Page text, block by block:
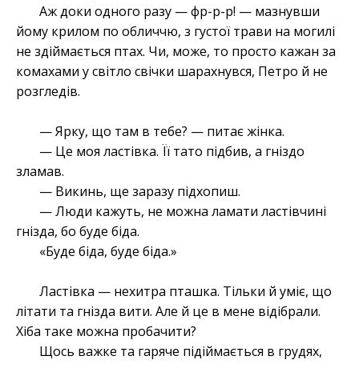
Аж доки одного разу — фр-р-р! — мазнувши
йому крилом по обличчю, з густої трави на могилі
не здіймається птах. Чи, може, то просто кажан за
комахами у світло свічки шарахнувся, Петро й не
розгледів.
— Ярку, що там в тебе? — питає жінка.
— Це моя ластівка. Її тато підбив, а гніздо
зламав.
— Викинь, ще заразу підхопиш.
— Люди кажуть, не можна ламати ластівчині
гнізда, бо буде біда.
«Буде біда, буде біда.»
Ластівка — нехитра пташка. Тільки й уміє, що
літати та гнізда вити. Але й це в мене відібрали.
Хіба таке можна пробачити?
Щось важке та гаряче підіймається в грудях,